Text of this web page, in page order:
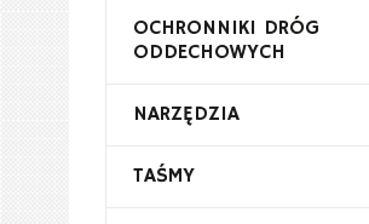
OCHRONNIKI DRÓG
ODDECHOWYCH
NARZĘDZIA
TAŚMY